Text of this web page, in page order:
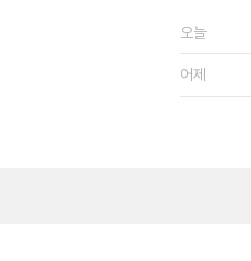
오늘
어제